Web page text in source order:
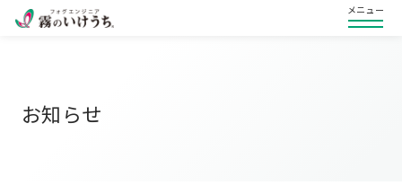
メニュー
お知らせ